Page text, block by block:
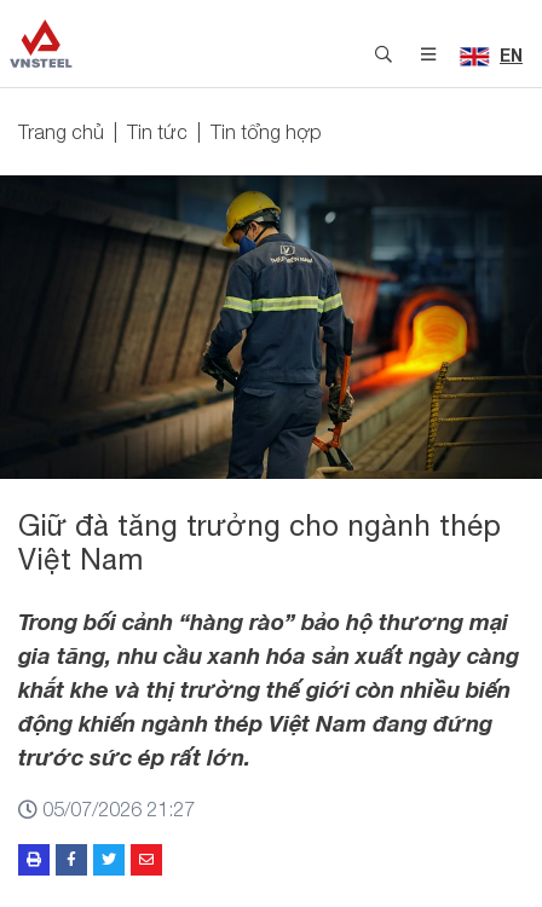
EN
Trang chủ Tin tức Tin tổng hợp
Giữ đà tăng trưởng cho ngành thép
Việt Nam
Trong bối cảnh “hàng rào” bảo hộ thương mại
gia tăng, nhu cầu xanh hóa sản xuất ngày càng
khắt khe và thị trường thế giới còn nhiều biến
động khiến ngành thép Việt Nam đang đứng
trước sức ép rất lớn.
05/07/2026 21:27